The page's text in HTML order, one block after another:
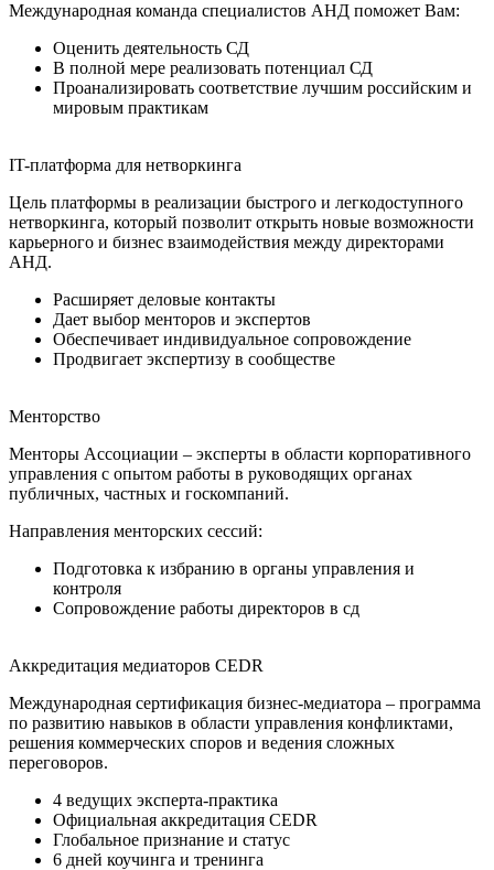
Международная команда специалистов АНД поможет Вам:
Оценить деятельность СД
В полной мере реализовать потенциал СД
Проанализировать соответствие лучшим российским и
мировым практикам
IT-платформа для нетворкинга
Цель платформы в реализации быстрого и легкодоступного
нетворкинга, который позволит открыть новые возможности
карьерного и бизнес взаимодействия между директорами
АНД.
Расширяет деловые контакты
Дает выбор менторов и экспертов
Обеспечивает индивидуальное сопровождение
Продвигает экспертизу в сообществе
Менторство
Менторы Ассоциации – эксперты в области корпоративного
управления с опытом работы в руководящих органах
публичных, частных и госкомпаний.
Направления менторских сессий:
Подготовка к избранию в органы управления и
контроля
Сопровождение работы директоров в сд
Аккредитация медиаторов CEDR
Международная сертификация бизнес-медиатора – программа
по развитию навыков в области управления конфликтами,
решения коммерческих споров и ведения сложных
переговоров.
4 ведущих эксперта-практика
Официальная аккредитация CEDR
Глобальное признание и статус
6 дней коучинга и тренинга